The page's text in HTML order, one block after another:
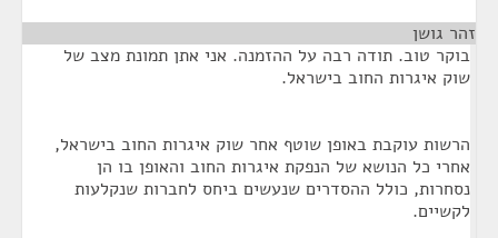
זהר גושן
בוקר טוב. תודה רבה על ההזמנה. אני אתן תמונת מצב של
שוק איגרות החוב בישראל.
הרשות עוקבת באופן שוטף אחר שוק איגרות החוב בישראל,
אחרי כל הנושא של הנפקת איגרות החוב והאופן בו הן
נסחרות, כולל ההסדרים שנעשים ביחס לחברות שנקלעות
לקשיים.